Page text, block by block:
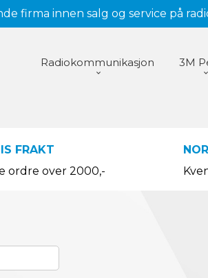
firma innen salg og service på
Radiokommunikasjon 3M
FRAKT
ordre over 2000,-